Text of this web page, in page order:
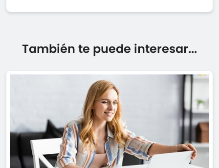
También te puede interesar...